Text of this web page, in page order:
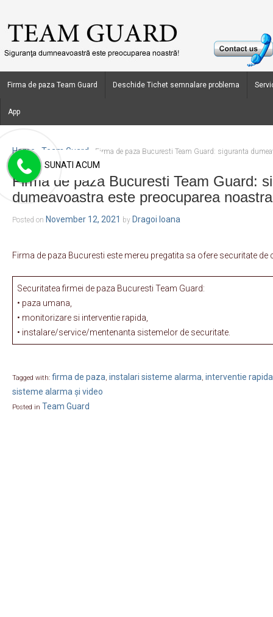
Firma de paza Team Guard Deschide Tichet semnalare problema
App
Home Team Guard Firma de paza Bucuresti Team Guard: siguranta
Firma de paza Bucuresti Team Guard:
dumeavoastra este preocuparea noastra
Posted on November 12, 2021 by Dragoi Ioana
Firma de paza Bucuresti este mereu pregatita sa ofere securitate de
Securitatea firmei de paza Bucuresti Team Guard:
• paza umana,
• monitorizare si interventie rapida,
• instalare/service/mentenanta sistemelor de securitate.
Tagged with: firma de paza, instalari sisteme alarma, interventie rapida
sisteme alarma și video
Posted in Team Guard
SUNATI ACUM